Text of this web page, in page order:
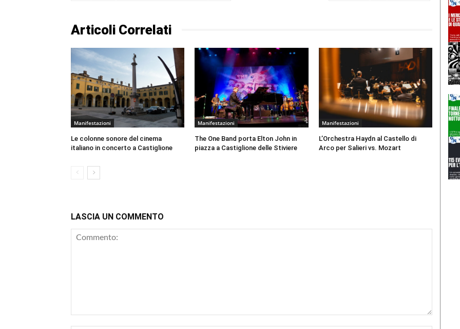
Articoli Correlati
Manifestazioni
Le colonne sonore del cinema
italiano in concerto a Castiglione
Manifestazioni
The One Band porta Elton John in
piazza a Castiglione delle Stiviere
Manifestazioni
L’Orchestra Haydn al Castello di
Arco per Salieri vs. Mozart
LASCIA UN COMMENTO